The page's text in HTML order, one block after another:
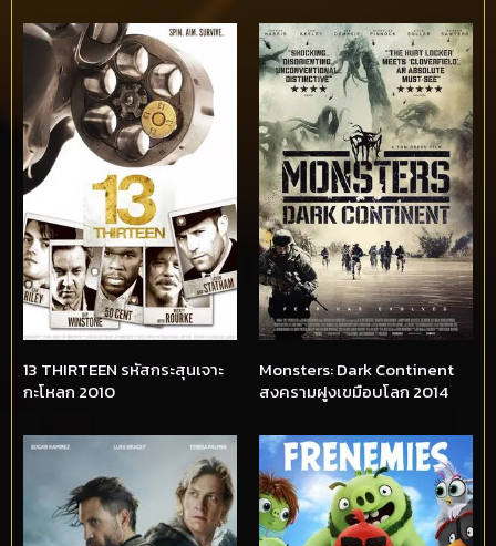
13 THIRTEEN รหัสกระสุนเจาะ
กะโหลก 2010
Monsters: Dark Continent
สงครามฝูงเขมือบโลก 2014